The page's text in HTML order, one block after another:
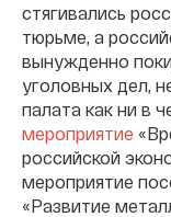
стягивались
тюрьме, а
вынужденно
уголовных дел,
палата как ни в
мероприятие
российской
мероприятие
«Развитие